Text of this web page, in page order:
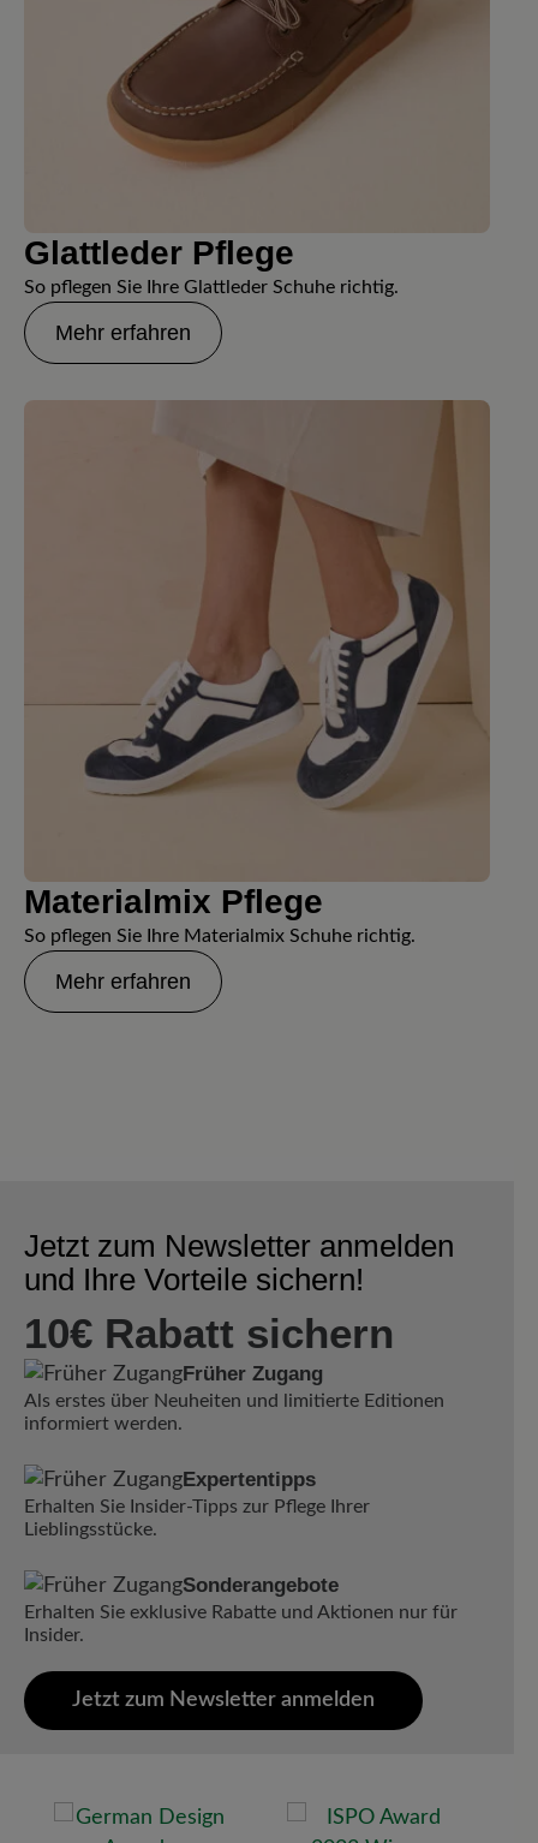
Glattleder Pflege
So pflegen Sie Ihre Glattleder Schuhe richtig.
Mehr erfahren
Materialmix Pflege
So pflegen Sie Ihre Materialmix Schuhe richtig.
Mehr erfahren
Jetzt zum Newsletter anmelden
und Ihre Vorteile sichern!
10€ Rabatt sichern
Früher Zugang
Als erstes über Neuheiten und limitierte Editionen
informiert werden.
Expertentipps
Erhalten Sie Insider-Tipps zur Pflege Ihrer
Lieblingsstücke.
Sonderangebote
Erhalten Sie exklusive Rabatte und Aktionen nur für
Insider.
Jetzt zum Newsletter anmelden